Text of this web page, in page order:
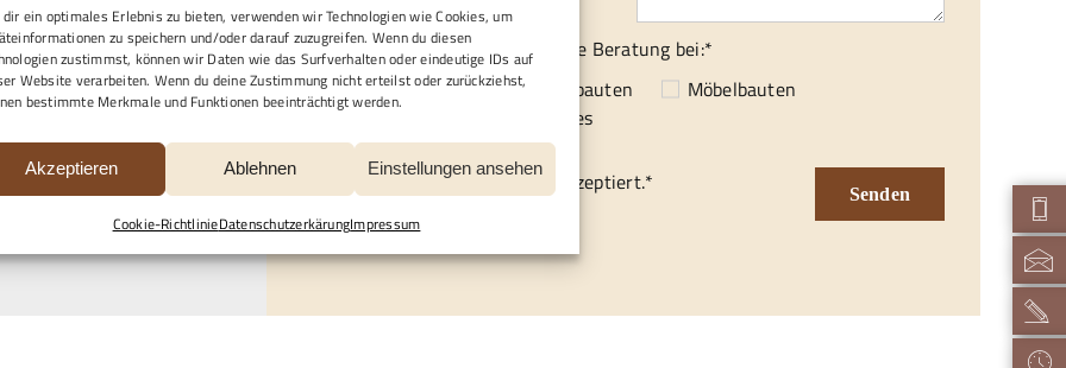
dir ein optimales Erlebnis zu bieten, verwenden wir Technologien wie Cookies, um
zu speichern und/oder darauf zuzugreifen. Wenn du diesen
zustimmst, können wir Daten wie das Surfverhalten oder eindeutige IDs auf
Website verarbeiten. Wenn du deine Zustimmung nicht erteilst oder zurückziehst,
bestimmte Merkmale und Funktionen beeinträchtigt werden.
Akzeptieren Ablehnen Einstellungen ansehen
Cookie-RichtlinieDatenschutzerkärungImpressum
Ich / wir benötigen professionelle Beratung bei:*
Bestattungen
Innenausbauten
Möbelbauten
Restaurationen
Sonstiges
Datenschutzerklärungund akzeptiert.* Senden